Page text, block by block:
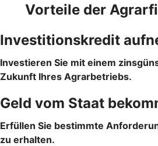
Vorteile der
Investitionskredit
Investieren Sie mit einem
Zukunft Ihres Agrarbetriebs.
Geld vom Staat
Erfüllen Sie bestimmte
zu erhalten.